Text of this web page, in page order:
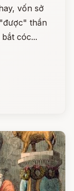
vốn sở
thần
cóc...